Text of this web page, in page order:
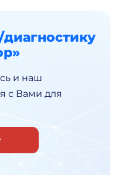
и наш
с Вами для